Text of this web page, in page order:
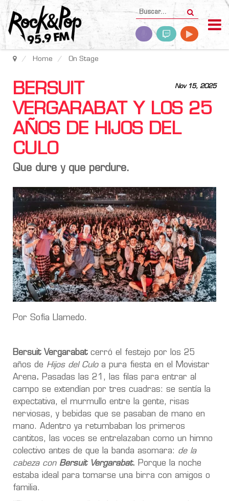
Home On Stage
Nov 15, 2025
BERSUIT
VERGARABAT Y LOS 25
AÑOS DE HIJOS DEL
CULO
Que dure y que perdure.
Por Sofía Llamedo.
Bersuit Vergarabatcerró el festejo por los 25
años de Hijos del Culoa pura fiesta en el Movistar
Arena. Pasadas las 21, las filas para entrar al
campo se extendían por tres cuadras: se sentía la
expectativa, el murmullo entre la gente, risas
nerviosas, y bebidas que se pasaban de mano en
mano. Adentro ya retumbaban los primeros
cantitos, las voces se entrelazaban como un himno
colectivo antes de que la banda asomara: de la
cabeza conBersuit Vergarabat. Porque la noche
estaba ideal para tomarse una birra con amigos o
familia.